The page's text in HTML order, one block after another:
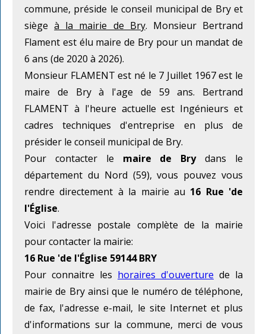
commune, préside le conseil municipal de Bry et
siègeà la mairie de Bry. Monsieur Bertrand
Flament est élu maire de Bry pour un mandat de
6 ans (de 2020 à 2026).
Monsieur FLAMENT est né le 7 Juillet 1967 est le
maire de Bry à l'age de 59 ans. Bertrand
FLAMENT à l'heure actuelle est Ingénieurs et
cadres techniques d'entreprise en plus de
présider le conseil municipal de Bry.
Pour contacter le maire de Brydans le
département du Nord (59), vous pouvez vous
rendre directement à la mairie au 16 Rue 'de
l'Église.
Voici l'adresse postale complète de la mairie
pour contacter la mairie:
16 Rue 'de l'Église 59144 BRY
Pour connaitre les horaires d'ouverture de la
mairie de Bry ainsi que le numéro de téléphone,
de fax, l'adresse e-mail, le site Internet et plus
d'informations sur la commune, merci de vous